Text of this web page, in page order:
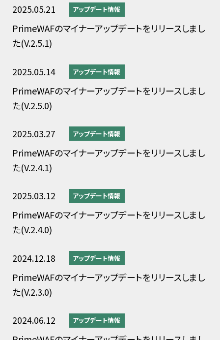
2025.05.21 アップデート情報
PrimeWAFのマイナーアップデートをリリースしまし
た(V.2.5.1)
2025.05.14 アップデート情報
PrimeWAFのマイナーアップデートをリリースしまし
た(V.2.5.0)
2025.03.27 アップデート情報
PrimeWAFのマイナーアップデートをリリースしまし
た(V.2.4.1)
2025.03.12 アップデート情報
PrimeWAFのマイナーアップデートをリリースしまし
た(V.2.4.0)
2024.12.18 アップデート情報
PrimeWAFのマイナーアップデートをリリースしまし
た(V.2.3.0)
2024.06.12 アップデート情報